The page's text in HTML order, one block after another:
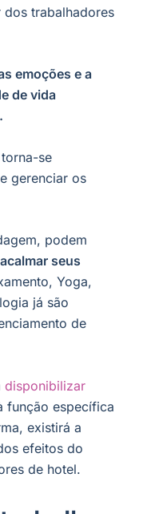
trabalhadores
emoções e a
de vida
se
gerenciar os
podem
seus
Yoga,
já são
de
disponibilizar
função específica
existirá a
efeitos do
de hotel.